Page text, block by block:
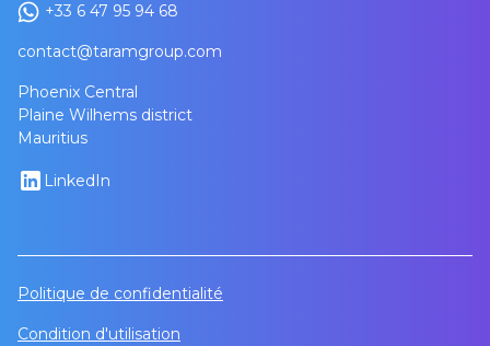
+33 6 47 95 94 68
contact@taramgroup.com
Phoenix Central
Plaine Wilhems district
Mauritius
LinkedIn
Politique de confidentialité
Condition d'utilisation